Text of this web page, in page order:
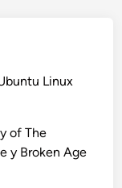
Linux
of The
y Broken Age